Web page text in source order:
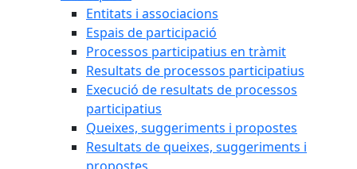
Entitats i associacions
Espais de participació
Processos participatius en tràmit
Resultats de processos participatius
Execució de resultats de processos
participatius
Queixes, suggeriments i propostes
Resultats de queixes, suggeriments i